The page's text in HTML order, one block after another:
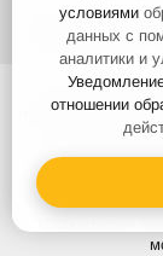
Задать вопрос
Интернет-сайт
публичной
Гражданского
стоимости
быть изменена в
может
условиями
данных с
аналитики и
отношении